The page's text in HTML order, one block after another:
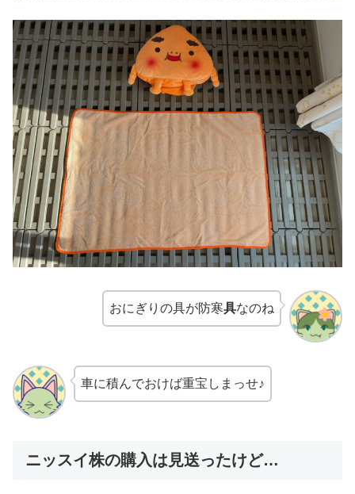
おにぎりの具が防寒具なのね
車に積んでおけば重宝しまっせ♪
ニッスイ株の購入は見送ったけど…